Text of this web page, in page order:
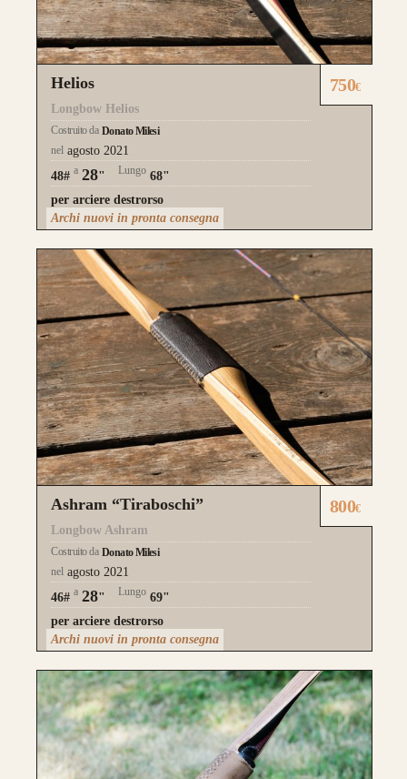
Helios
Longbow Helios
Costruito da Donato Milesi
nel agosto 2021
48# a 28" Lungo 68"
per arciere destrorso
750€
Archi nuovi in pronta consegna
Ashram “Tiraboschi”
Longbow Ashram
Costruito da Donato Milesi
nel agosto 2021
46# a 28" Lungo 69"
per arciere destrorso
800€
Archi nuovi in pronta consegna